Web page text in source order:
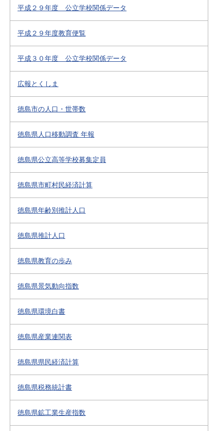
平成２９年度 公立学校関係データ
平成２９年度教育便覧
平成３０年度 公立学校関係データ
広報とくしま
徳島市の人口・世帯数
徳島県人口移動調査 年報
徳島県公立高等学校募集定員
徳島県市町村民経済計算
徳島県年齢別推計人口
徳島県推計人口
徳島県教育の歩み
徳島県景気動向指数
徳島県環境白書
徳島県産業連関表
徳島県県民経済計算
徳島県税務統計書
徳島県鉱工業生産指数